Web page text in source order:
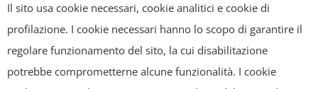
grafica ed il layout) sono di proprietà del "Distretto Produttivo Agrumi di
Il sito usa cookie necessari, cookie analitici e cookie di
profilazione. I cookie necessari hanno lo scopo di garantire il
regolare funzionamento del sito, la cui disabilitazione
potrebbe comprometterne alcune funzionalità. I cookie